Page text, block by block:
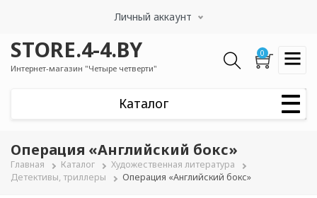
содержанию
Личный аккаунт
STORE.4-4.BY
Интернет-магазин "Четыре четверти"
0
Операция «Английский бокс»
Строка
Главная Каталог
Художественная литература
Детективы, триллеры
Операция «Английский бокс»